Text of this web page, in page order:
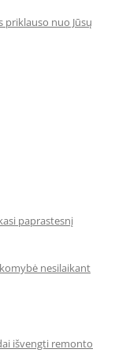
nuo Jūsų
paprastesnį
nesilaikant
išvengti remonto